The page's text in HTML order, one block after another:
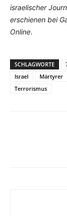
israelischer
erschienen bei
Online.
SCHLAGWORTE
Israel
Märtyrer
Terrorismus